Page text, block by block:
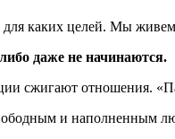
для каких целей. Мы
даже не начинаются.
сжигают отношения.
и наполненным